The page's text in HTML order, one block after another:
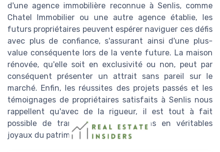
d'une agence immobilière reconnue à Senlis, comme
Chatel Immobilier ou une autre agence établie, les
futurs propriétaires peuvent espérer naviguer ces défis
avec plus de confiance, s'assurant ainsi d'une plus-
value conséquente lors de la vente future. La maison
rénovée, qu'elle soit en exclusivité ou non, peut par
conséquent présenter un attrait sans pareil sur le
marché. Enfin, les réussites des projets passés et les
témoignages de propriétaires satisfaits à Senlis nous
rappellent qu'avec de la rigueur, il est tout à fait
possible de transformer ces maisons en véritables
joyaux du patrimoine immobilier local.